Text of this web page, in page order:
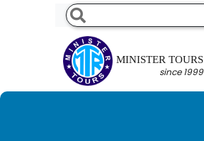
MINISTER TOURS
since 1999